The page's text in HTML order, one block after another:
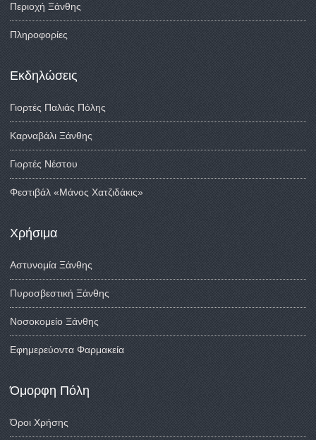
Περιοχή Ξάνθης
Πληροφορίες
Εκδηλώσεις
Γιορτές Παλιάς Πόλης
Καρναβάλι Ξάνθης
Γιορτές Νέστου
Φεστιβάλ «Μάνος Χατζιδάκις»
Χρήσιμα
Αστυνομία Ξάνθης
Πυροσβεστική Ξάνθης
Νοσοκομείο Ξάνθης
Εφημερεύοντα Φαρμακεία
Όμορφη Πόλη
Όροι Χρήσης